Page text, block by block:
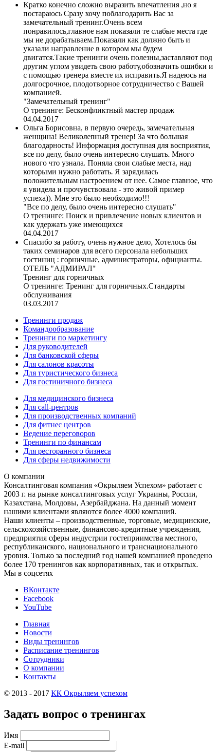
Кратко конечно сложно выразить впечатления ,но я
постараюсь Сразу хочу поблагодарить Вас за
замечательный тренинг.Очень всем
понравилось,главное нам показали те слабые места где
мы не дорабатываем.Показали как должно быть и
указали направление в котором мы будем
двигатся.Такие тренинги очень полезны,заставляют под
другим углом увидеть свою работу,обозначить ошибки и
с помощью тренера вместе их исправить.Я надеюсь на
долгосрочное, плодотворное сотрудничество с Вашей
компанией.
"Замечательный тренинг"
О тренинге: Бесконфликтный мастер продаж
04.04.2017
Ольга Борисовна, в первую очередь, замечательная
женщина! Великолепный тренер! За что большая
благодарность! Информация доступная для восприятия,
все по делу, было очень интересно слушать. Много
нового что узнала. Поняла свои слабые места, над
которыми нужно работать. Я зарядилась
положительным настроением от нее. Самое главное, что
я увидела и прочувствовала - это живой пример
успеха)). Мне это было необходимо!!!
"Все по делу, было очень интересно слушать"
О тренинге: Поиск и привлечение новых клиентов и
как удержать уже имеющихся
04.04.2017
Спасибо за работу, очень нужное дело, Хотелось бы
таких семинаров для всего персонала небольших
гостиниц : горничные, администраторы, официанты.
ОТЕЛЬ "АДМИРАЛ"
Тренинг для горничных
О тренинге: Тренинг для горничных.Стандарты
обслуживания
03.03.2017
Тренинги продаж
Командообразование
Тренинги по маркетингу
Для руководителей
Для банковской сферы
Для салонов красоты
Для туристического бизнеса
Для гостиничного бизнеса
Для медицинского бизнеса
Для call-центров
Для производственных компаний
Для фитнес центров
Ведение переговоров
Тренинги по финансам
Для ресторанного бизнеса
Для сферы недвижимости
О компании
Консалтинговая компания «Окрыляем Успехом» работает с
2003 г. на рынке консалтинговых услуг Украины, России,
Казахстана, Молдовы, Азербайджана. На данный момент
нашими клиентами являются более 4000 компаний.
Наши клиенты – производственные, торговые, медицинские,
сельскохозяйственные, финансово-кредитные учреждения,
предприятия сферы индустрии гостеприимства местного,
республиканского, национального и транснационального
уровня. Только за последний год нашей компанией проведено
более 170 тренингов как корпоративных, так и открытых.
Мы в соцсетях
ВКонтакте
Facebook
YouTube
Главная
Новости
Виды тренингов
Расписание тренингов
Сотрудники
О компании
Контакты
© 2013 - 2017 КК Окрыляем успехом
Задать вопрос о тренингах
Имя
E-mail